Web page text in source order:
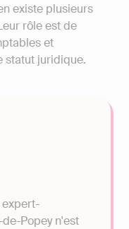
existe plusieurs
rôle est de
et
statut juridique.
Popey n'est